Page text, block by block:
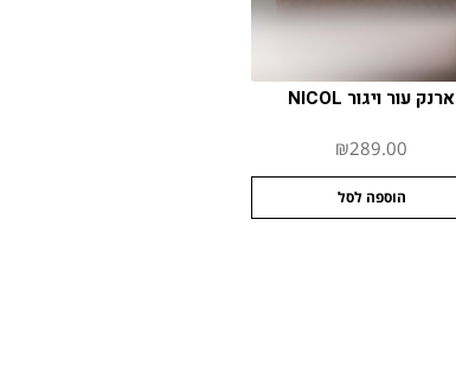
ארנק עור ויגור NICOL
₪289.00
הוספה לסל